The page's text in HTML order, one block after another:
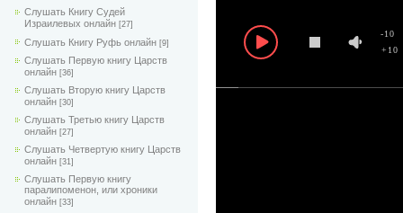
Слушать Книгу Судей
Израилевых онлайн [27]
Слушать Книгу Руфь онлайн [9]
Слушать Первую книгу Царств
онлайн [36]
Слушать Вторую книгу Царств
онлайн [30]
Слушать Третью книгу Царств
онлайн [27]
Слушать Четвертую книгу Царств
онлайн [31]
Слушать Первую книгу
паралипоменон, или хроники
онлайн [33]
+10
-10